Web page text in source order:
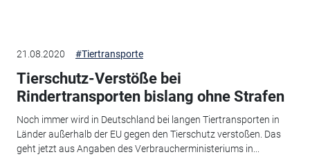
21.08.2020 #Tiertransporte
Tierschutz-Verstöße bei
Rindertransporten bislang ohne Strafen
Noch immer wird in Deutschland bei langen Tiertransporten in
Länder außerhalb der EU gegen den Tierschutz verstoßen. Das
geht jetzt aus Angaben des Verbraucherministeriums in...